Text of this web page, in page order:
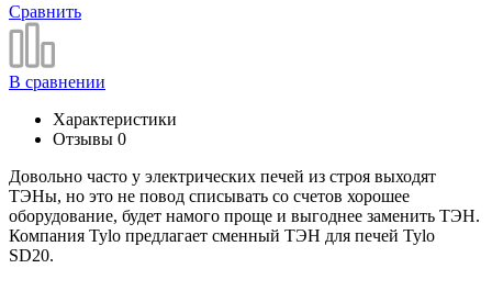
Сравнить
В сравнении
Характеристики
Отзывы 0
Довольно часто у электрических печей из строя выходят
ТЭНы, но это не повод списывать со счетов хорошее
оборудование, будет намого проще и выгоднее заменить ТЭН.
Компания Tylo предлагает сменный ТЭН для печей Tylo
SD20.